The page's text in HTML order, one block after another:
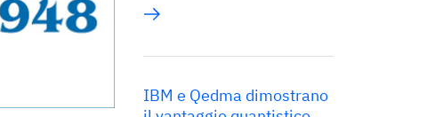
IBM e Qedma dimostrano